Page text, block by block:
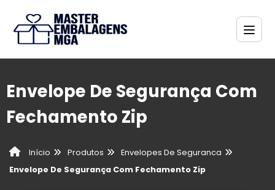
Envelope De Segurança Com
Fechamento Zip
Início Produtos
Envelopes De Seguranca
Envelope De Segurança Com Fechamento Zip